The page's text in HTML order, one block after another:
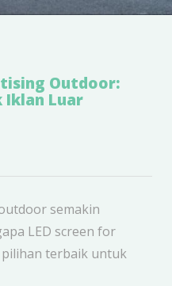
Outdoor:
Iklan Luar
semakin
LED screen for
terbaik untuk